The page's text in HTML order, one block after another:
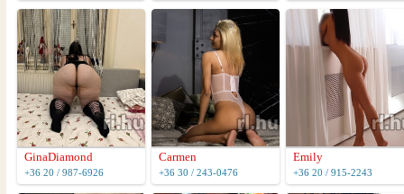
GinaDiamond
+36 20 / 987-6926
Carmen
+36 30 / 243-0476
Emily
+36 20 / 915-2243